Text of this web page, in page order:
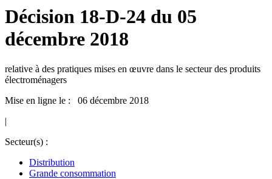
Décision 18-D-24 du 05
décembre 2018
relative à des pratiques mises en œuvre dans le secteur des produits
électroménagers
Mise en ligne le : 06 décembre 2018
|
Secteur(s) :
Distribution
Grande consommation